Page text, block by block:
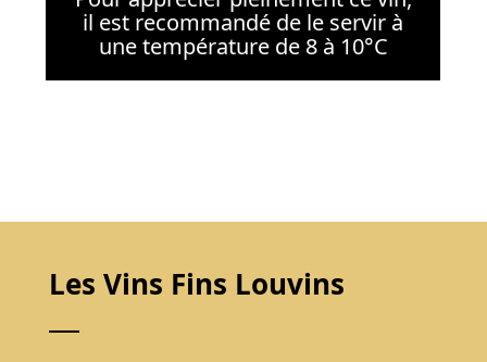
il est recommandé de le servir à
une température de 8 à 10°C
Les Vins Fins Louvins